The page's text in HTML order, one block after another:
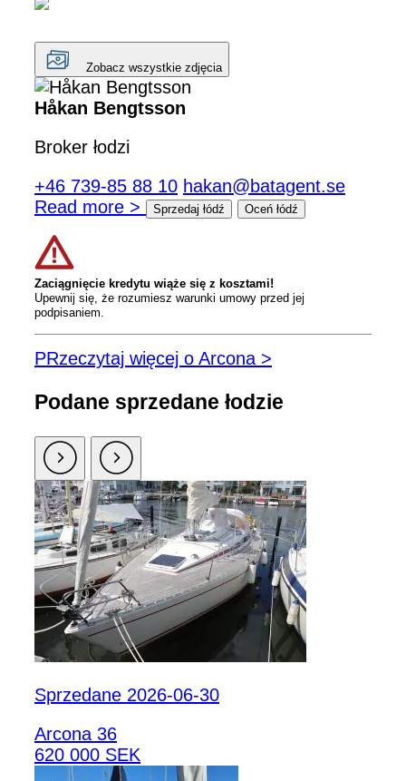
Zobacz wszystkie zdjęcia
Håkan Bengtsson
Broker łodzi
+46 739-85 88 10 hakan@batagent.se
Read more >
Sprzedaj łódź Oceń łódź
Zaciągnięcie kredytu wiąże się z kosztami!
Upewnij się, że rozumiesz warunki umowy przed jej
podpisaniem.
PRzeczytaj więcej o Arcona >
Podane sprzedane łodzie
Sprzedane 2026-06-30
Arcona 36
620 000 SEK